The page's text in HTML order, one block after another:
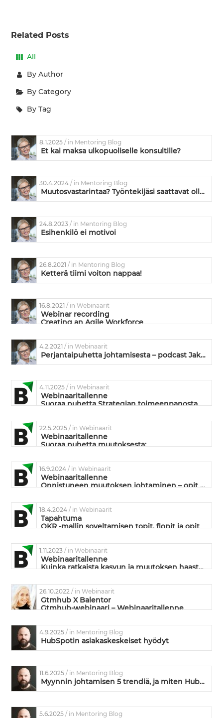
Related Posts
All
By Author
By Category
By Tag
8.1.2025/ in Mentoring Blog
Et kai maksa ulkopuoliselle konsultille?
30.4.2024/ in Mentoring Blog
Muutosvastarintaa? Työntekijäsi saattavat olla oikeassa
24.8.2023/ in Mentoring Blog
Esihenkilö ei motivoi
26.8.2021/ in Mentoring Blog
Ketterä tiimi voiton nappaa!
16.8.2021/ in Webinaarit
Webinar recording
Creating an Agile Workforce
4.2.2021/ in Webinaarit
Perjantaipuhetta johtamisesta – podcast Jakso 4: Johtaminen ja viestintä – ei yhtä ilman toista?
4.11.2025/ in Webinaarit
Webinaaritallenne
Suoraa puhetta Strategian toimeenpanosta
22.5.2025/ in Webinaarit
Webinaaritallenne
Suoraa puhetta muutoksesta:
16.9.2024/ in Webinaarit
Webinaaritallenne
Onnistuneen muutoksen johtaminen – opit yritysmaailmasta ja urheilusta
18.4.2024/ in Webinaarit
Tapahtuma
OKR -mallin soveltamisen topit, flopit ja opit
1.11.2023/ in Webinaarit
Webinaaritallenne
Kuinka ratkaista kasvun ja muutoksen haasteet OKR-mallin avulla?
26.10.2022/ in Webinaarit
Gtmhub X Balentor
Gtmhub-webinaari – Webinaaritallenne
4.9.2025/ in Mentoring Blog
HubSpotin asiakaskeskeiset hyödyt
11.6.2025/ in Mentoring Blog
Myynnin johtamisen 5 trendiä, ja miten HubSpot vastaa niihin
5.6.2025/ in Mentoring Blog